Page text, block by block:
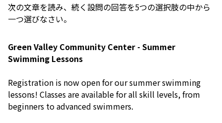
次の文章を読み、続く設問の回答を5つの選択肢の中から
一つ選びなさい。
Green Valley Community Center - Summer
Swimming Lessons
Registration is now open for our summer swimming
lessons! Classes are available for all skill levels, from
beginners to advanced swimmers.